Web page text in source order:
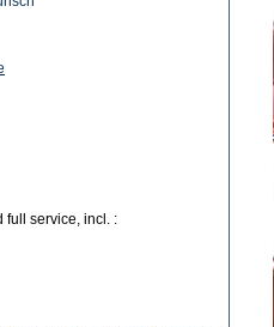
full service, incl. :